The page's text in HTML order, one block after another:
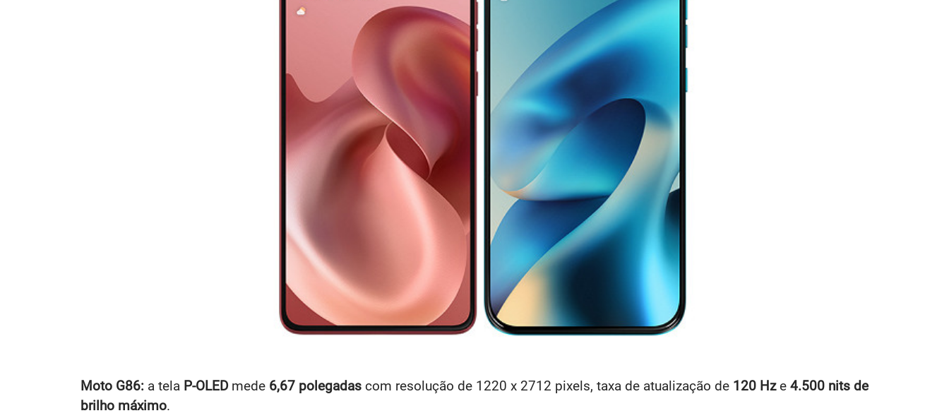
Moto G86: a tela P-OLED mede 6,67 polegadas com resolução de 1220 x 2712 pixels, taxa de atualização de 120 Hze 4.500 nits de
brilho máximo.